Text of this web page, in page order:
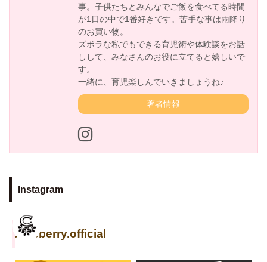
事。子供たちとみんなでご飯を食べてる時間
が1日の中で1番好きです。苦手な事は雨降り
のお買い物。
ズボラな私でもできる育児術や体験談をお話
しして、みなさんのお役に立てると嬉しいで
す。
一緒に、育児楽しんでいきましょうね♪
著者情報
Instagram
cuseberry.official